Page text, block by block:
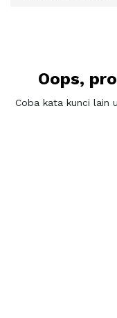
Oops,
Coba kata kunci lain